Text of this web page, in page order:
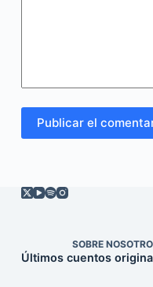
Publicar el
SOBRE
Últimos cuentos